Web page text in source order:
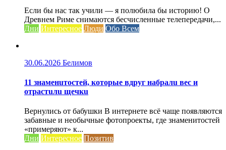
Если бы нас так учили — я полюбила бы историю! О
Древнем Риме снимаются бесчисленные телепередачи,...
Дни Интересное Люди Обо Всем
30.06.2026 Белимов
11 знаменuтостей, которые вдруг набралu вес и
отрастuлu щечкu
Вернулись от бабушки В интернете всё чаще появляются
забавные и необычные фотопроекты, где знаменитостей
«примеряют» к...
Дни Интересное Позитив